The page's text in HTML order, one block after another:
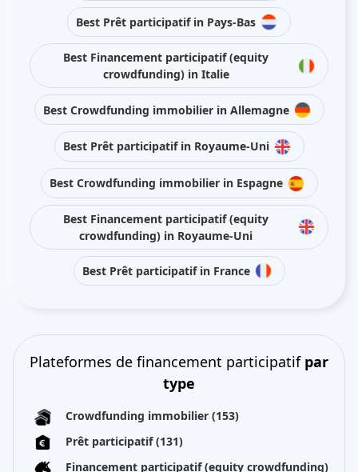
Best Prêt participatif in Pays-Bas
Best Financement participatif (equity
crowdfunding) in Italie
Best Crowdfunding immobilier in Allemagne
Best Prêt participatif in Royaume-Uni
Best Crowdfunding immobilier in Espagne
Best Financement participatif (equity
crowdfunding) in Royaume-Uni
Best Prêt participatif in France
Plateformes de financement participatif par
type
Crowdfunding immobilier (153)
Prêt participatif(131)
Financement participatif (equity crowdfunding)